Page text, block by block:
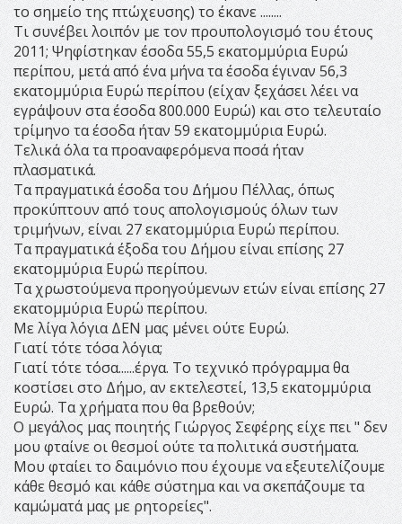
το σημείο της πτώχευσης) το έκανε ........
Τι συνέβει λοιπόν με τον προυπολογισμό του έτους
2011; Ψηφίστηκαν έσοδα 55,5 εκατομμύρια Ευρώ
περίπου, μετά από ένα μήνα τα έσοδα έγιναν 56,3
εκατομμύρια Ευρώ περίπου (είχαν ξεχάσει λέει να
εγράψουν στα έσοδα 800.000 Ευρώ) και στο τελευταίο
τρίμηνο τα έσοδα ήταν 59 εκατομμύρια Ευρώ.
Τελικά όλα τα προαναφερόμενα ποσά ήταν
πλασματικά.
Τα πραγματικά έσοδα του Δήμου Πέλλας, όπως
προκύπτουν από τους απολογισμούς όλων των
τριμήνων, είναι 27 εκατομμύρια Ευρώ περίπου.
Τα πραγματικά έξοδα του Δήμου είναι επίσης 27
εκατομμύρια Ευρώ περίπου.
Τα χρωστούμενα προηγούμενων ετών είναι επίσης 27
εκατομμύρια Ευρώ περίπου.
Με λίγα λόγια ΔΕΝ μας μένει ούτε Ευρώ.
Γιατί τότε τόσα λόγια;
Γιατί τότε τόσα......έργα. Το τεχνικό πρόγραμμα θα
κοστίσει στο Δήμο, αν εκτελεστεί, 13,5 εκατομμύρια
Ευρώ. Τα χρήματα που θα βρεθούν;
Ο μεγάλος μας ποιητής Γιώργος Σεφέρης είχε πει " δεν
μου φταίνε οι θεσμοί ούτε τα πολιτικά συστήματα.
Μου φταίει το δαιμόνιο που έχουμε να εξευτελίζουμε
κάθε θεσμό και κάθε σύστημα και να σκεπάζουμε τα
καμώματά μας με ρητορείες".